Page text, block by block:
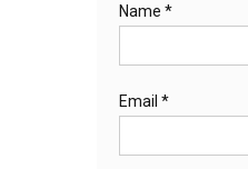
Name *
Email *